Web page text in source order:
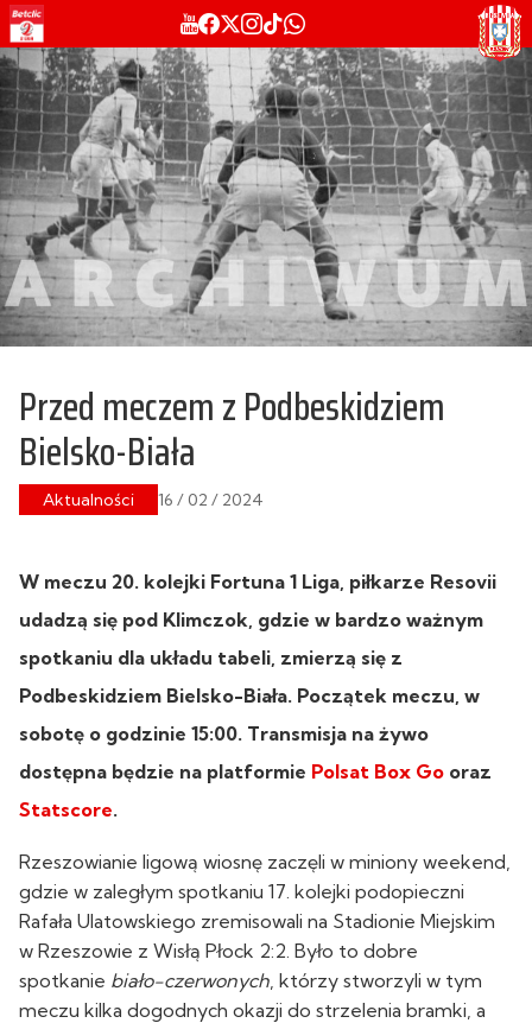
Przed meczem z Podbeskidziem
Bielsko-Biała
Aktualności 16 / 02 / 2024
W meczu 20. kolejki Fortuna 1 Liga, piłkarze Resovii
udadzą się pod Klimczok, gdzie w bardzo ważnym
spotkaniu dla układu tabeli, zmierzą się z
Podbeskidziem Bielsko-Biała. Początek meczu, w
sobotę o godzinie 15:00. Transmisja na żywo
dostępna będzie na platformie Polsat Box Go oraz
Statscore.
Rzeszowianie ligową wiosnę zaczęli w miniony weekend,
gdzie w zaległym spotkaniu 17. kolejki podopieczni
Rafała Ulatowskiego zremisowali na Stadionie Miejskim
w Rzeszowie z Wisłą Płock 2:2. Było to dobre
spotkanie biało-czerwonych , którzy stworzyli w tym
meczu kilka dogodnych okazji do strzelenia bramki, a